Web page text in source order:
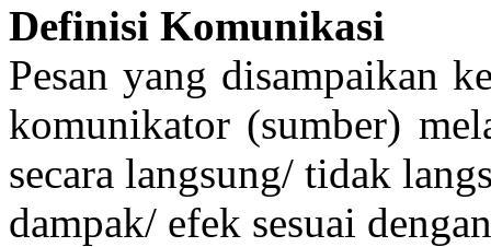
Definisi Komunikasi
Pesan yang disampaikan
komunikator (sumber)
secara langsung/ tidak
dampak/ efek sesuai